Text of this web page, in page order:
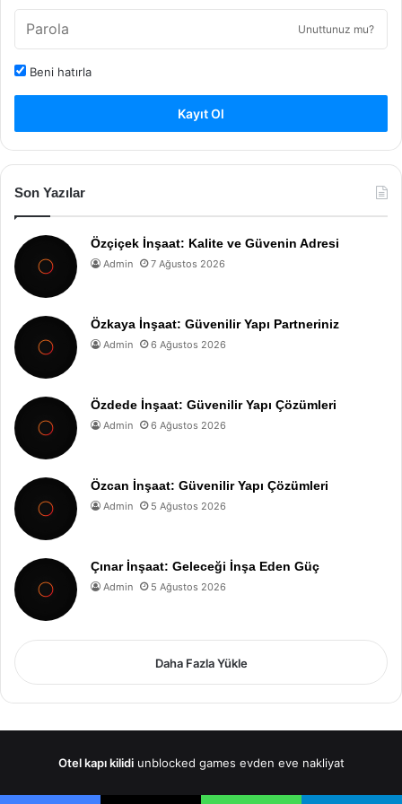
Unuttunuz mu?
Beni hatırla
Kayıt Ol
Son Yazılar
Özçiçek İnşaat: Kalite ve Güvenin Adresi
Admin 7 Ağustos 2026
Özkaya İnşaat: Güvenilir Yapı Partneriniz
Admin 6 Ağustos 2026
Özdede İnşaat: Güvenilir Yapı Çözümleri
Admin 6 Ağustos 2026
Özcan İnşaat: Güvenilir Yapı Çözümleri
Admin 5 Ağustos 2026
Çınar İnşaat: Geleceği İnşa Eden Güç
Admin 5 Ağustos 2026
Daha Fazla Yükle
Otel kapı kilidi unblocked games evden eve nakliyat